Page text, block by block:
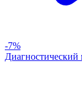
-7%